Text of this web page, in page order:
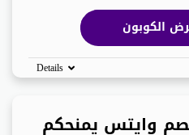
الكوبون
Details
وايتس يمنحكم